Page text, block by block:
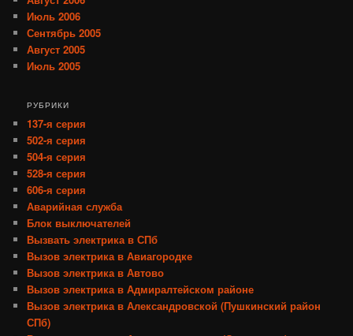
Июль 2006
Сентябрь 2005
Август 2005
Июль 2005
РУБРИКИ
137-я серия
502-я серия
504-я серия
528-я серия
606-я серия
Аварийная служба
Блок выключателей
Вызвать электрика в СПб
Вызов электрика в Авиагородке
Вызов электрика в Автово
Вызов электрика в Адмиралтейском районе
Вызов электрика в Александровской (Пушкинский район
СПб)